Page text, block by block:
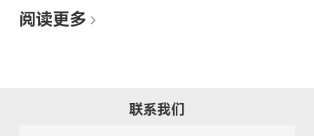
阅读更多
联系我们